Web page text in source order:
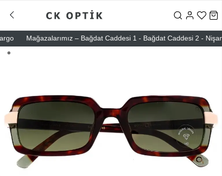
Mağazalarımız – Bağdat Caddesi 1 - Bağdat Caddesi 2 -